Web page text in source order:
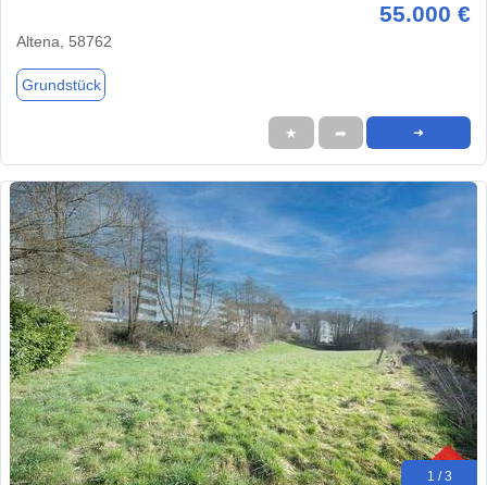
55.000 €
Altena, 58762
Grundstück
★ ➦ ➜
1 / 3